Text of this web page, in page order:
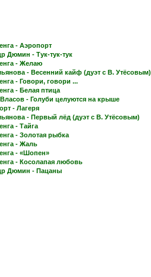
- Аэропорт
Дюмин - Тук-тук-тук
- Желаю
- Весенний кайф (дуэт с В. Утёсовым)
- Говори, говори ...
- Белая птица
- Голуби целуются на крыше
- Лагеря
- Первый лёд (дуэт с В. Утёсовым)
- Тайга
- Золотая рыбка
- Жаль
- «Шопен»
- Косолапая любовь
Дюмин - Пацаны